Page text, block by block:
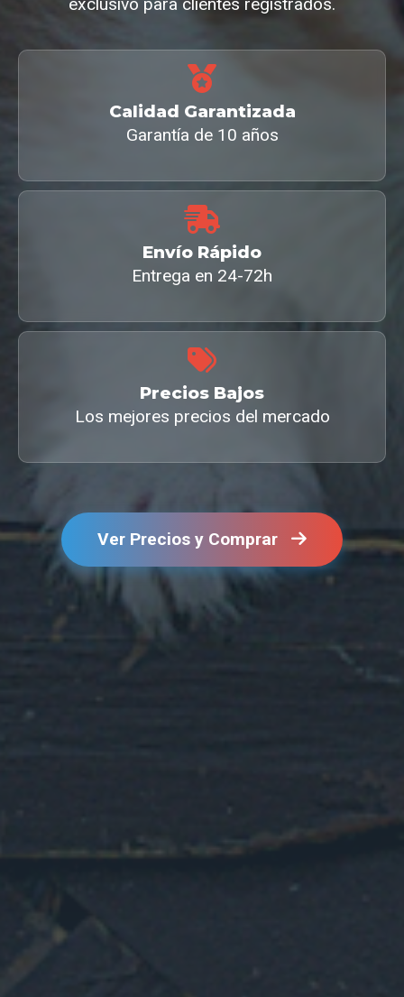
exclusivo para clientes registrados.
Calidad Garantizada
Garantía de 10 años
Envío Rápido
Entrega en 24-72h
Precios Bajos
Los mejores precios del mercado
Ver Precios y Comprar